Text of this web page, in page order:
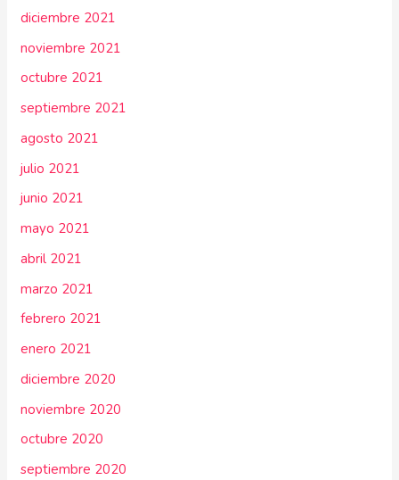
diciembre 2021
noviembre 2021
octubre 2021
septiembre 2021
agosto 2021
julio 2021
junio 2021
mayo 2021
abril 2021
marzo 2021
febrero 2021
enero 2021
diciembre 2020
noviembre 2020
octubre 2020
septiembre 2020